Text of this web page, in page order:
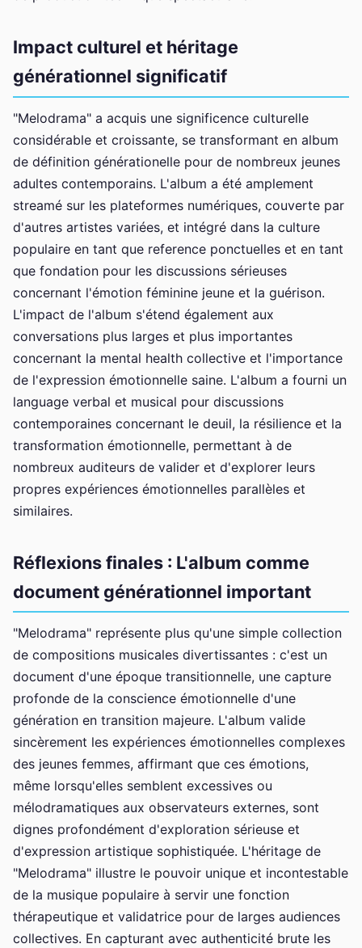
Impact culturel et héritage
générationnel significatif
"Melodrama" a acquis une significence culturelle
considérable et croissante, se transformant en album
de définition générationelle pour de nombreux jeunes
adultes contemporains. L'album a été amplement
streamé sur les plateformes numériques, couverte par
d'autres artistes variées, et intégré dans la culture
populaire en tant que reference ponctuelles et en tant
que fondation pour les discussions sérieuses
concernant l'émotion féminine jeune et la guérison.
L'impact de l'album s'étend également aux
conversations plus larges et plus importantes
concernant la mental health collective et l'importance
de l'expression émotionnelle saine. L'album a fourni un
language verbal et musical pour discussions
contemporaines concernant le deuil, la résilience et la
transformation émotionnelle, permettant à de
nombreux auditeurs de valider et d'explorer leurs
propres expériences émotionnelles parallèles et
similaires.
Réflexions finales : L'album comme
document générationnel important
"Melodrama" représente plus qu'une simple collection
de compositions musicales divertissantes : c'est un
document d'une époque transitionnelle, une capture
profonde de la conscience émotionnelle d'une
génération en transition majeure. L'album valide
sincèrement les expériences émotionnelles complexes
des jeunes femmes, affirmant que ces émotions,
même lorsqu'elles semblent excessives ou
mélodramatiques aux observateurs externes, sont
dignes profondément d'exploration sérieuse et
d'expression artistique sophistiquée. L'héritage de
"Melodrama" illustre le pouvoir unique et incontestable
de la musique populaire à servir une fonction
thérapeutique et validatrice pour de larges audiences
collectives. En capturant avec authenticité brute les